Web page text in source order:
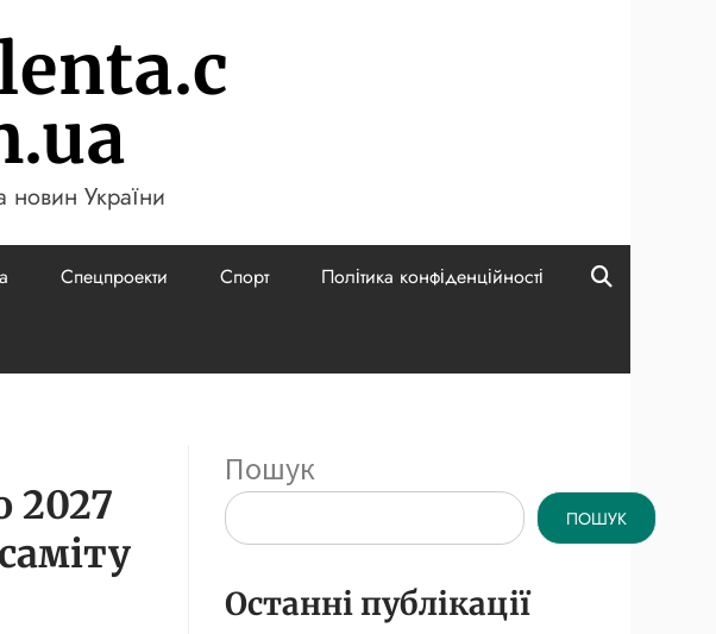
новин України
Спецпроекти Спорт Політика конфіденційності
2027
Пошук
ПОШУК
Останні публікації